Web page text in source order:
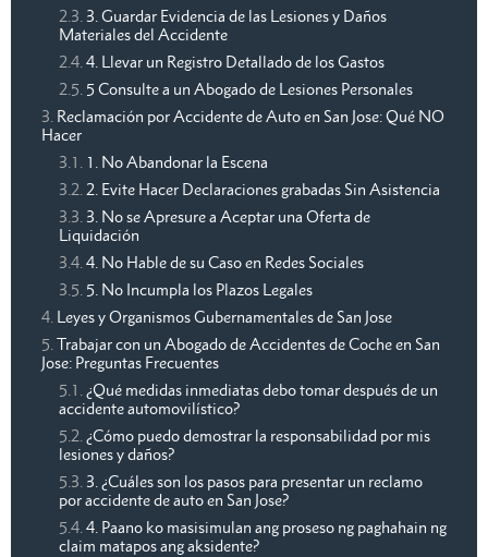
3. Guardar Evidencia de las Lesiones y Daños
Materiales del Accidente
4. Llevar un Registro Detallado de los Gastos
5 Consulte a un Abogado de Lesiones Personales
Reclamación por Accidente de Auto en San Jose: Qué NO
Hacer
1. No Abandonar la Escena
2. Evite Hacer Declaraciones grabadas Sin Asistencia
3. No se Apresure a Aceptar una Oferta de
Liquidación
4. No Hable de su Caso en Redes Sociales
5. No Incumpla los Plazos Legales
Leyes y Organismos Gubernamentales de San Jose
Trabajar con un Abogado de Accidentes de Coche en San
Jose: Preguntas Frecuentes
¿Qué medidas inmediatas debo tomar después de un
accidente automovilístico?
¿Cómo puedo demostrar la responsabilidad por mis
lesiones y daños?
3. ¿Cuáles son los pasos para presentar un reclamo
por accidente de auto en San Jose?
4. Paano ko masisimulan ang proseso ng paghahain ng
claim matapos ang aksidente?